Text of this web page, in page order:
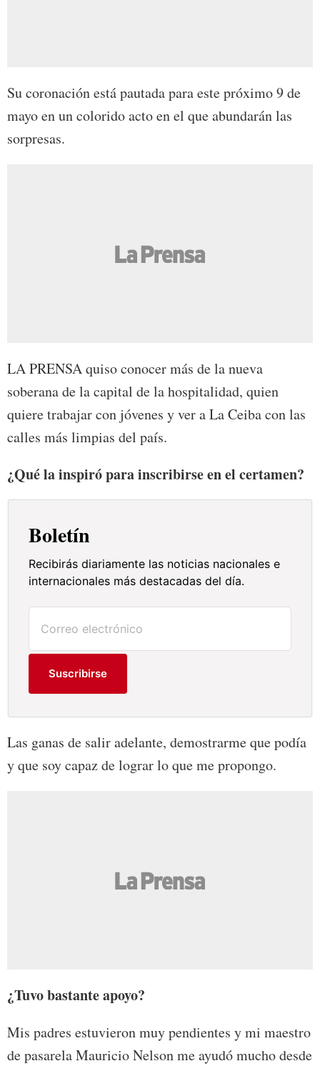
Su coronación está pautada para este próximo 9 de
mayo en un colorido acto en el que abundarán las
sorpresas.
LA PRENSA quiso conocer más de la nueva
soberana de la capital de la hospitalidad, quien
quiere trabajar con jóvenes y ver a La Ceiba con las
calles más limpias del país.
¿Qué la inspiró para inscribirse en el certamen?
Boletín
Recibirás diariamente las noticias nacionales e
internacionales más destacadas del día.
Suscribirse
Las ganas de salir adelante, demostrarme que podía
y que soy capaz de lograr lo que me propongo.
¿Tuvo bastante apoyo?
Mis padres estuvieron muy pendientes y mi maestro
de pasarela Mauricio Nelson me ayudó mucho desde